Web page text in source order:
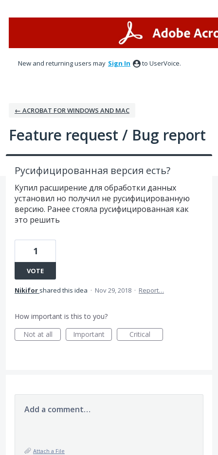
New and returning users may Sign In to UserVoice.
← ACROBAT FOR WINDOWS AND MAC
Feature request / Bug report
Русифицированная версия есть?
Купил расширение для обработки данных
установил но получил не русифицированную
версию. Ранее стояла русифицированная как
это решить
1
VOTE
Nikifor shared this idea · Nov 29, 2018 · Report…
How important is this to you?
Not at all
Important Critical
Add a comment…
Attach a File